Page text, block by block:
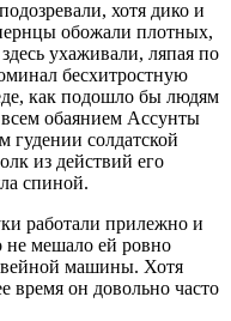
хотя дико и
обожали плотных,
ухаживали, ляпая по
бесхитростную
как подошло бы людям
обаянием Ассунты
гудении солдатской
из действий его
спиной.
работали прилежно и
не мешало ей ровно
машины. Хотя
время он довольно часто